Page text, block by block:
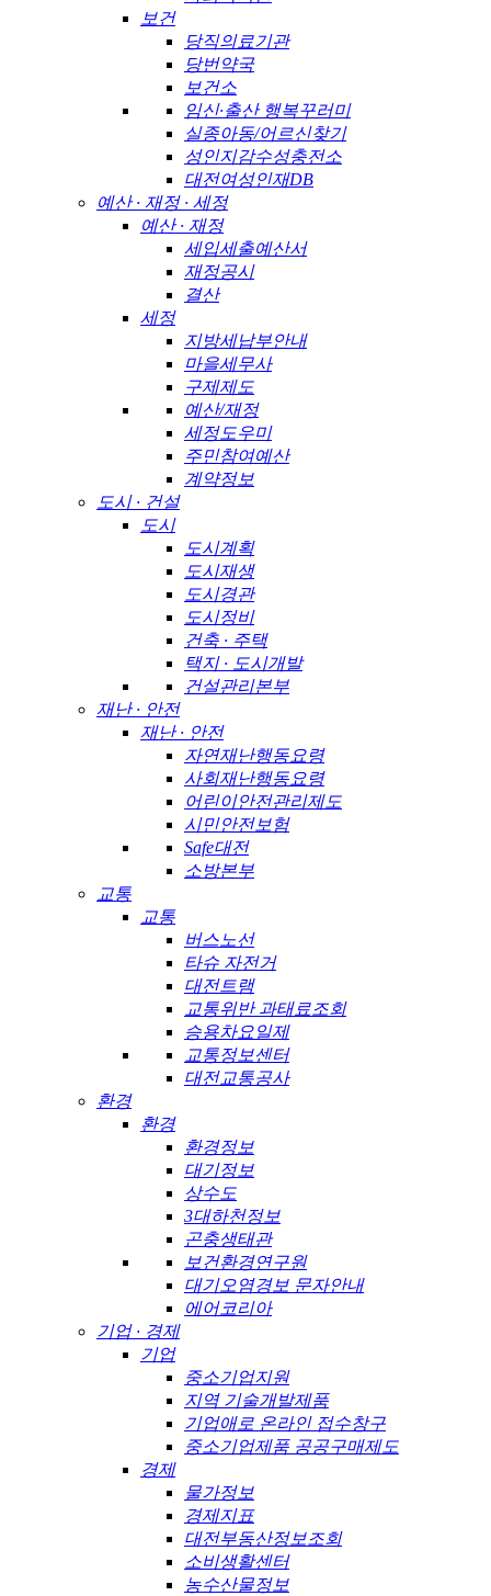
보건
당직의료기관
당번약국
보건소
임신·출산 행복꾸러미
실종아동/어르신찾기
성인지감수성충전소
대전여성인재DB
예산 · 재정 · 세정
예산 · 재정
세입세출예산서
재정공시
결산
세정
지방세납부안내
마을세무사
구제제도
예산/재정
세정도우미
주민참여예산
계약정보
도시 · 건설
도시
도시계획
도시재생
도시경관
도시정비
건축 · 주택
택지 · 도시개발
건설관리본부
재난 · 안전
재난 · 안전
자연재난행동요령
사회재난행동요령
어린이안전관리제도
시민안전보험
Safe대전
소방본부
교통
교통
버스노선
타슈 자전거
대전트램
교통위반 과태료조회
승용차요일제
교통정보센터
대전교통공사
환경
환경
환경정보
대기정보
상수도
3대하천정보
곤충생태관
보건환경연구원
대기오염경보 문자안내
에어코리아
기업 · 경제
기업
중소기업지원
지역 기술개발제품
기업애로 온라인 접수창구
중소기업제품 공공구매제도
경제
물가정보
경제지표
대전부동산정보조회
소비생활센터
농수산물정보